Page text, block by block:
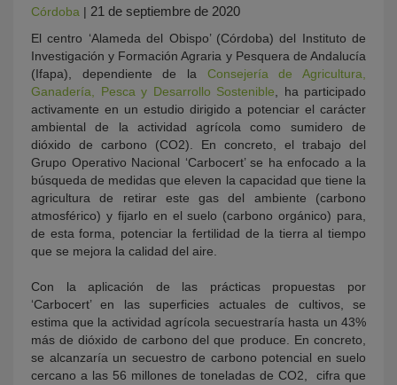
Córdoba | 21 de septiembre de 2020
El centro ‘Alameda del Obispo’ (Córdoba) del Instituto de
Investigación y Formación Agraria y Pesquera de Andalucía
(Ifapa), dependiente de la Consejería de Agricultura,
Ganadería, Pesca y Desarrollo Sostenible , ha participado
activamente en un estudio dirigido a potenciar el carácter
ambiental de la actividad agrícola como sumidero de
dióxido de carbono (CO2). En concreto, el trabajo del
Grupo Operativo Nacional ‘Carbocert’ se ha enfocado a la
búsqueda de medidas que eleven la capacidad que tiene la
agricultura de retirar este gas del ambiente (carbono
atmosférico) y fijarlo en el suelo (carbono orgánico) para,
de esta forma, potenciar la fertilidad de la tierra al tiempo
que se mejora la calidad del aire.
Con la aplicación de las prácticas propuestas por
‘Carbocert’ en las superficies actuales de cultivos, se
estima que la actividad agrícola secuestraría hasta un 43%
más de dióxido de carbono del que produce. En concreto,
se alcanzaría un secuestro de carbono potencial en suelo
cercano a las 56 millones de toneladas de CO2, cifra que